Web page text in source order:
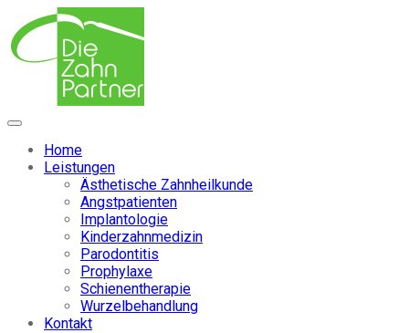
Home
Leistungen
Ästhetische Zahnheilkunde
Angstpatienten
Implantologie
Kinderzahnmedizin
Parodontitis
Prophylaxe
Schienentherapie
Wurzelbehandlung
Kontakt